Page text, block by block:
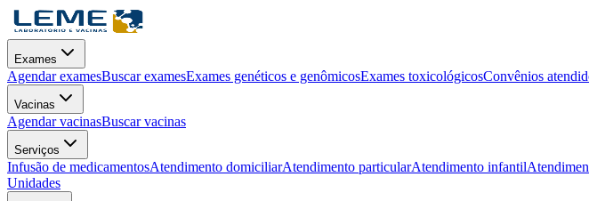
Exames
Agendar examesBuscar examesExames genéticos e genômicosExames toxicológicosConvênios
Vacinas
Agendar vacinasBuscar vacinas
Serviços
Infusão de medicamentosAtendimento domiciliarAtendimento particularAtendimento infantil
Unidades